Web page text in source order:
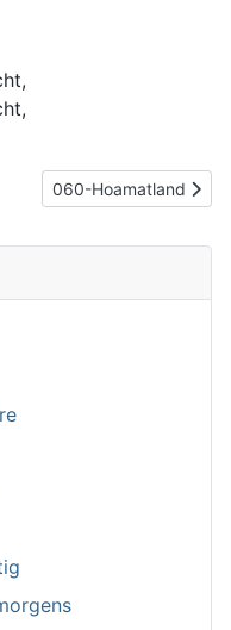
StadltuerNächster Beitrag:
060-Hoamatland